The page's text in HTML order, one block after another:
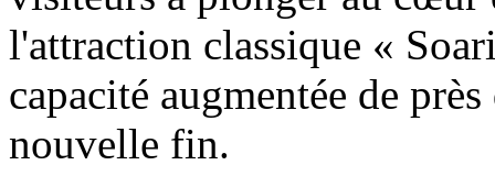
l'attraction classique «
capacité augmentée de
nouvelle fin.